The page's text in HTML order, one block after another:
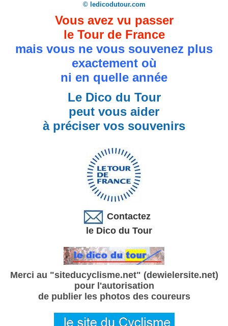
© ledicodutour.com
Vous avez vu passer
le Tour de France
mais vous ne vous souvenez plus
exactement où
ni en quelle année
Le Dico du Tour
peut vous aider
à préciser vos souvenirs
Contactez
le Dico du Tour
Merci au "siteducyclisme.net" (dewielersite.net)
pour l'autorisation
de publier les photos des coureurs